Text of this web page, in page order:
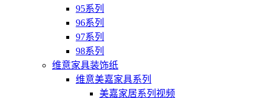
95系列
96系列
97系列
98系列
维意家具装饰纸
维意美嘉家具系列
美嘉家居系列视频